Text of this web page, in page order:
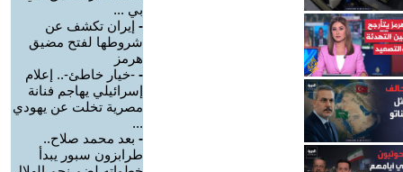
بي ...
- إيران تكشف عن
شروطها لفتح مضيق
هرمز
- -خيار خاطئ-.. إعلام
إسرائيلي يهاجم فنانة
مصرية تخلت عن يهودي
...
- بعد محمد صلاح..
طرابزون سبور يبدأ